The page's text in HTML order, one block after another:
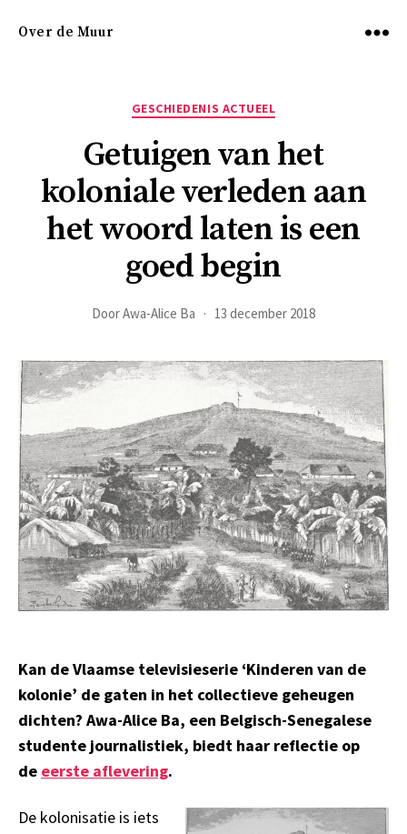
Over de Muur
Categorieën
GESCHIEDENIS ACTUEEL
Getuigen van het
koloniale verleden aan
het woord laten is een
goed begin
DoorAwa-Alice Ba 13 december 2018
Kan de Vlaamse televisieserie ‘Kinderen van de
kolonie’ de gaten in het collectieve geheugen
dichten? Awa-Alice Ba, een Belgisch-Senegalese
studente journalistiek, biedt haar reflectie op
de eerste aflevering.
De kolonisatie is iets